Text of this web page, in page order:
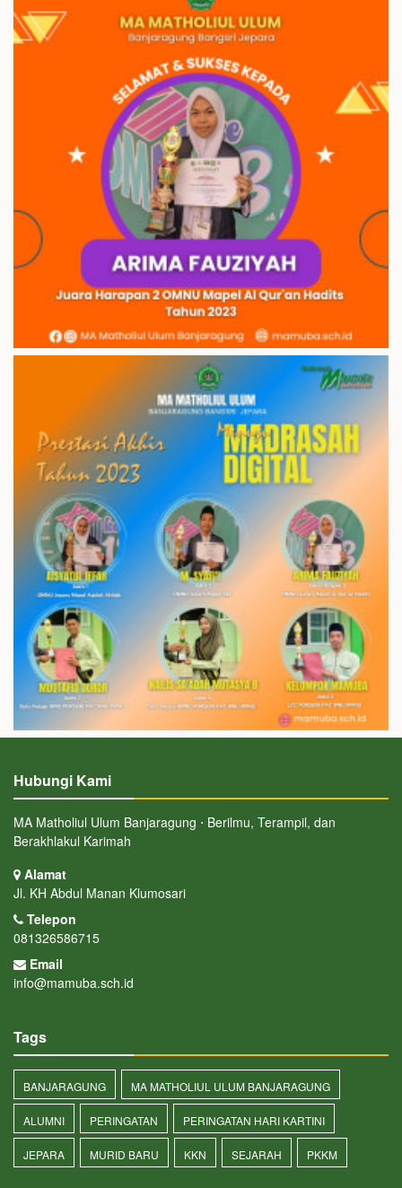
Hubungi Kami
MA Matholiul Ulum Banjaragung ⋅ Berilmu, Terampil, dan
Berakhlakul Karimah
Alamat
Jl. KH Abdul Manan Klumosari
Telepon
081326586715
Email
info@mamuba.sch.id
Tags
BANJARAGUNG MA MATHOLIUL ULUM BANJARAGUNG
ALUMNI PERINGATAN PERINGATAN HARI KARTINI
JEPARA MURID BARU KKN SEJARAH PKKM